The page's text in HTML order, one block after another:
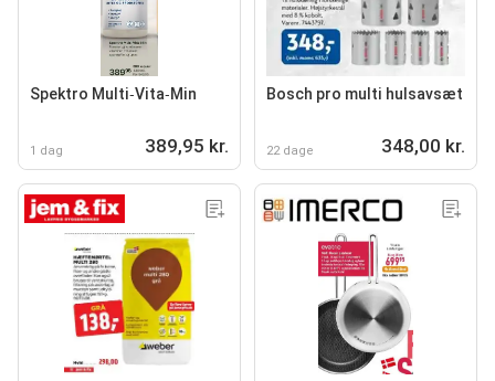
Spektro Multi‑Vita‑Min
1 dag 389,95 kr.
Bosch pro multi hulsavsæt
22 dage 348,00 kr.